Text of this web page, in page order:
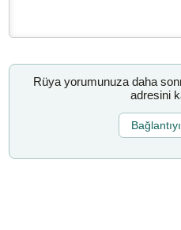
Rüya yorumunuza daha
adresini